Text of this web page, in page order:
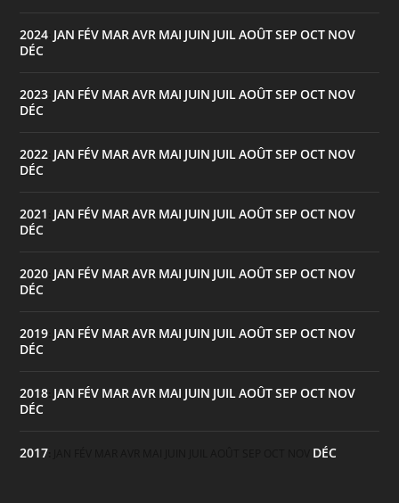
2024 JAN FÉV MAR AVR MAI JUIN JUIL AOÛTSEP OCT NOV
DÉC
2023 JAN FÉV MAR AVR MAI JUIN JUIL AOÛTSEP OCT NOV
DÉC
2022 JAN FÉV MAR AVR MAI JUIN JUIL AOÛTSEP OCT NOV
DÉC
2021 JAN FÉV MAR AVR MAI JUIN JUIL AOÛTSEP OCT NOV
DÉC
2020 JAN FÉV MAR AVR MAI JUIN JUIL AOÛTSEP OCT NOV
DÉC
2019 JAN FÉV MAR AVR MAI JUIN JUIL AOÛTSEP OCT NOV
DÉC
2018 JAN FÉV MAR AVR MAI JUIN JUIL AOÛTSEP OCT NOV
DÉC
2017 DÉC